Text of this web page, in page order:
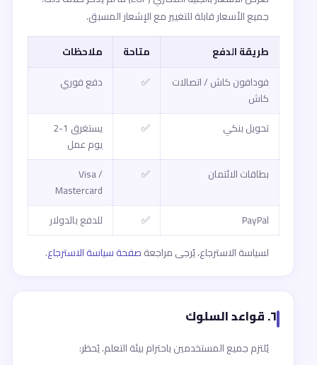
جميع الأسعار قابلة للتغيير مع الإشعار المسبق.
طريقة الدفع
متاحة
ملاحظات
فودافون كاش / اتصالات
كاش
✅ دفع فوري
تحويل بنكي ✅
يستغرق 1-2
يوم عمل
بطاقات الائتمان
✅
Visa /
Mastercard
PayPal
✅
للدفع بالدولار
لسياسة الاسترجاع، يُرجى مراجعةصفحة سياسة الاسترجاع.
٦. قواعد السلوك
يُلتزم جميع المستخدمين باحترام بيئة التعلم. يُحظر: